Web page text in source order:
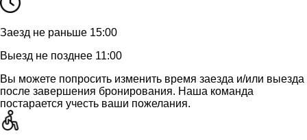
Заезд не раньше 15:00
Выезд не позднее 11:00
Вы можете попросить изменить время заезда и/или выезда
после завершения бронирования. Наша команда
постарается учесть ваши пожелания.